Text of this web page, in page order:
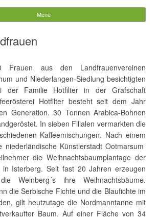
Walchum
Menü
Frauen aus den Landfrauenvereinen
und Niederlangen-Siedlung besichtigten
der Familie Hotfilter in der Grafschaft
Hotfilter besteht seit dem Jahr
Generation. 30 Tonnen Arabica-Bohnen
In sieben Filialen vermarkten die
Kaffeemischungen. Nach einem
niederländische Künstlerstadt Ootmarsum
die Weihnachtsbaumplantage der
in Isterberg. Seit fast 20 Jahren erzeugen
Weinberg´s ihre Weihnachtsbäume.
die Serbische Fichte und die Blaufichte im
gilt heutzutage die Nordmanntanne mit
Baum. Auf einer Fläche von 34